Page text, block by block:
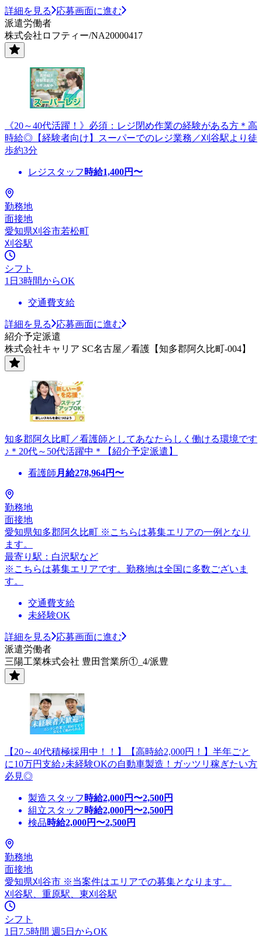
詳細を見る
応募画面に進む
派遣労働者
株式会社ロフティー/NA20000417
《20～40代活躍！》必須：レジ閉め作業の経験がある方＊高
時給◎【経験者向け】スーパーでのレジ業務／刈谷駅より徒
歩約3分
レジスタッフ 時給1,400円〜
勤務地
面接地
愛知県刈谷市若松町
刈谷駅
シフト
1日3時間からOK
交通費支給
詳細を見る
応募画面に進む
紹介予定派遣
株式会社キャリア SC名古屋／看護【知多郡阿久比町-004】
知多郡阿久比町／看護師としてあなたらしく働ける環境です
♪＊20代～50代活躍中＊【紹介予定派遣】
看護師 月給278,964円〜
勤務地
面接地
愛知県知多郡阿久比町 ※こちらは募集エリアの一例となり
ます。
最寄り駅：白沢駅など
※こちらは募集エリアです。勤務地は全国に多数ございま
す。
交通費支給
未経験OK
詳細を見る
応募画面に進む
派遣労働者
三陽工業株式会社 豊田営業所①_4/派豊
【20～40代積極採用中！！】【高時給2,000円！】半年ごと
に10万円支給♪未経験OKの自動車製造！ガッツリ稼ぎたい方
必見◎
製造スタッフ 時給2,000円〜2,500円
組立スタッフ 時給2,000円〜2,500円
検品時給2,000円〜2,500円
勤務地
面接地
愛知県刈谷市 ※当案件はエリアでの募集となります。
刈谷駅、重原駅、東刈谷駅
シフト
1日7.5時間 週5日からOK